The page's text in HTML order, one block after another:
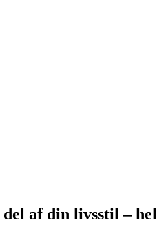
af din livsstil –